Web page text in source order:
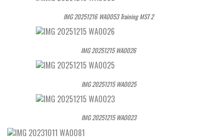
IMG 20251216 WA0053 Training MST 2
IMG 20251215 WA0026
IMG 20251215 WA0025
IMG 20251215 WA0023